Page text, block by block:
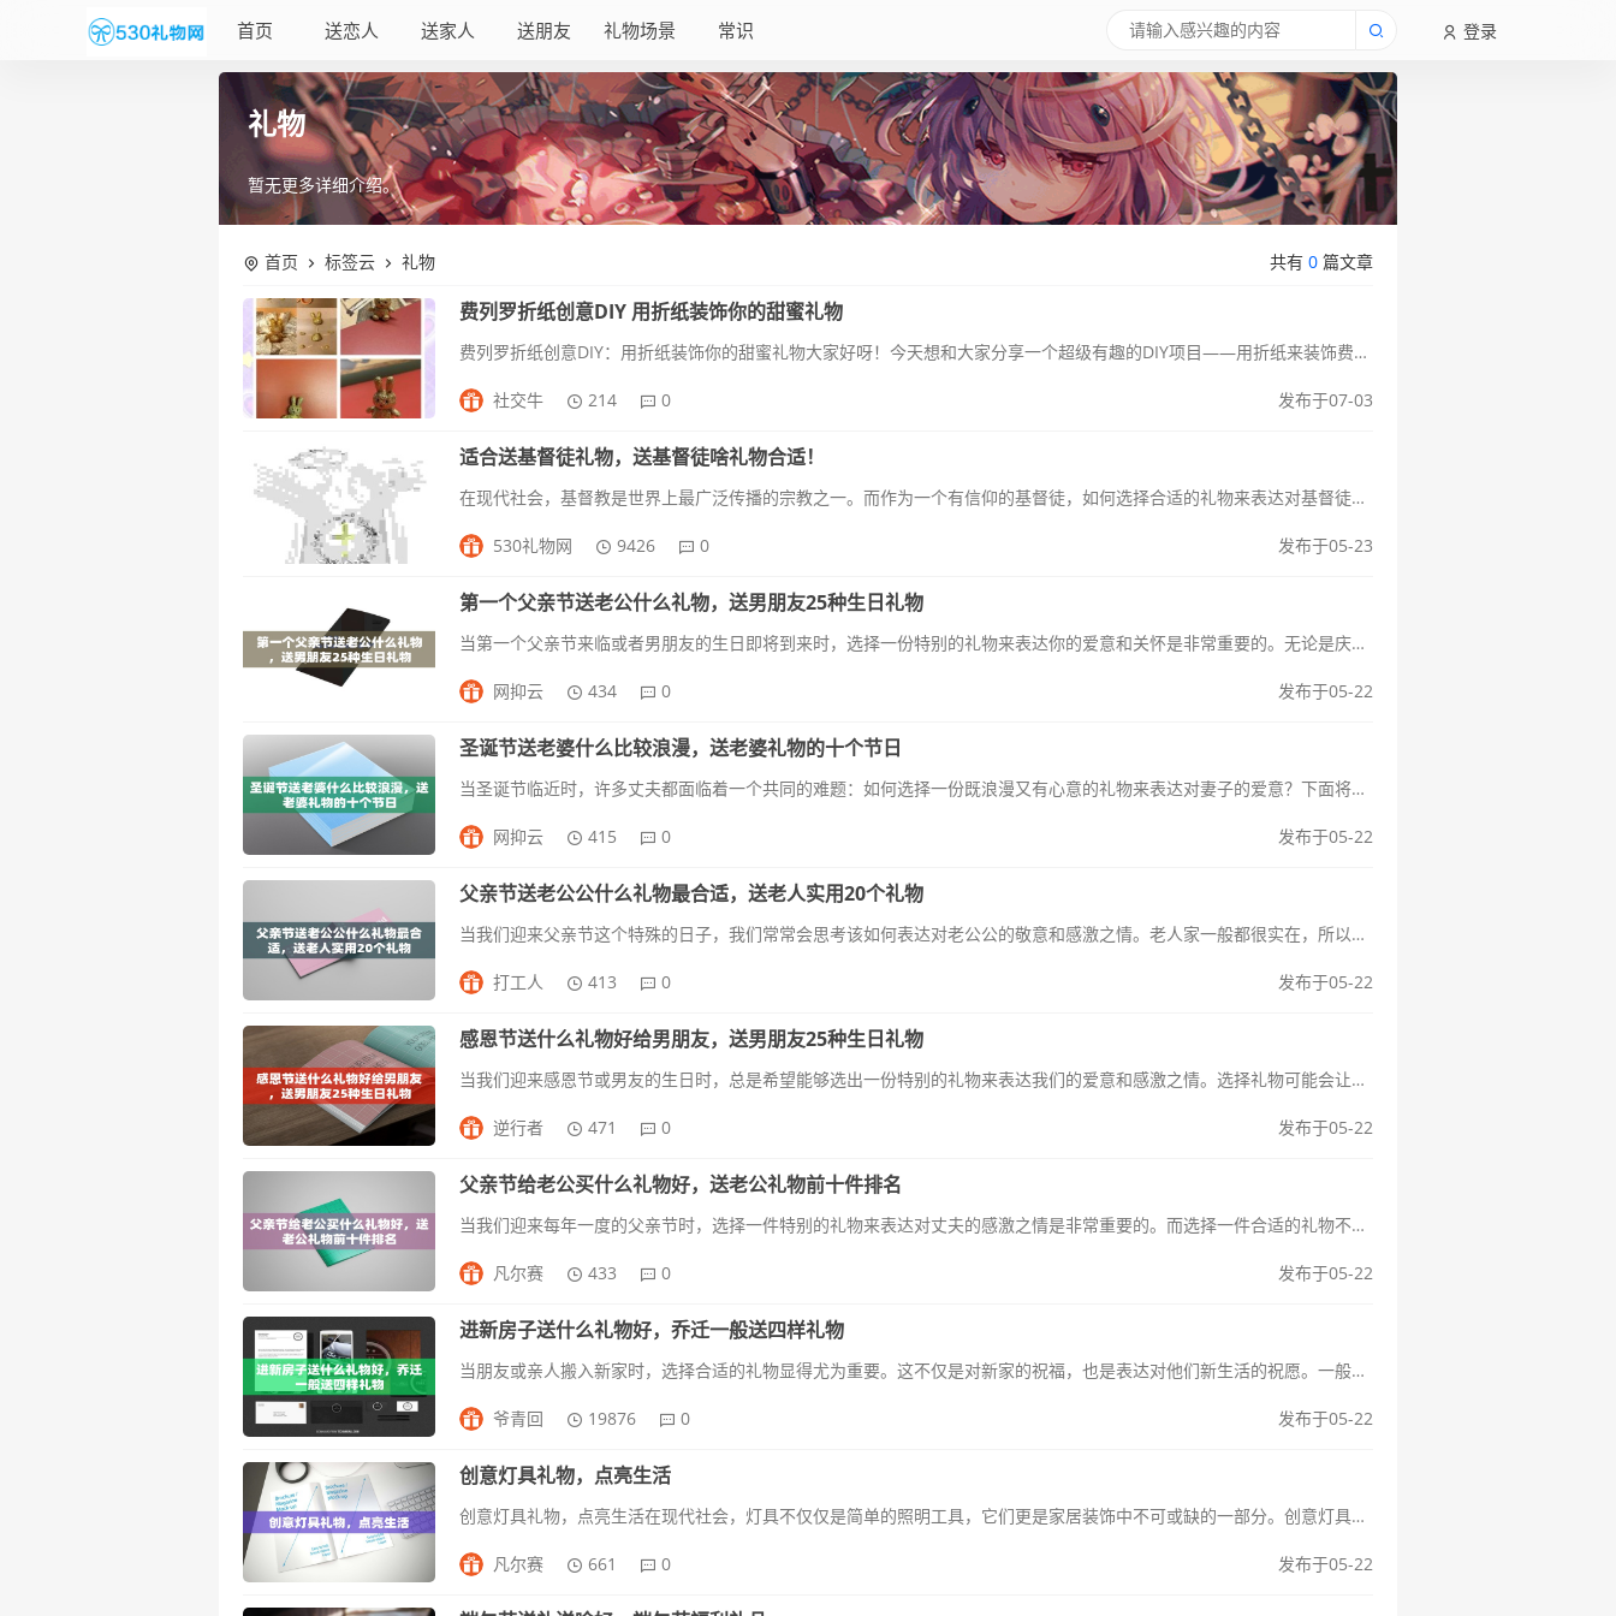
首页 送恋人 送家人 送朋友 礼物场景 常识 登录
礼物
暂无更多详细介绍。
首页 标签云 礼物 共有 0 篇文章
费列罗折纸创意DIY 用折纸装饰你的甜蜜礼物
费列罗折纸创意DIY：用折纸装饰你的甜蜜礼物大家好呀！今天想和大家分享一个超级有趣的DIY项目——用折纸来装饰费列罗巧克力。作为一个热爱手工又特别喜欢吃甜食的人，我发现把这两者结合起来简直是完美搭配！不仅能享...
社交牛 214 0 发布于07-03
适合送基督徒礼物，送基督徒啥礼物合适！
在现代社会，基督教是世界上最广泛传播的宗教之一。而作为一个有信仰的基督徒，如何选择合适的礼物来表达对基督徒朋友的关心和祝福呢？本文将为您介绍一些适合送给基督徒的礼物，以帮助您做出更加恰当的选择。圣经和灵修书籍对...
530礼物网 9426 0 发布于05-23
第一个父亲节送老公什么礼物，送男朋友25种生日礼物
当第一个父亲节来临或者男朋友的生日即将到来时，选择一份特别的礼物来表达你的爱意和关怀是非常重要的。无论是庆祝第一个父亲节还是男友的生日，你都希望能够选择到一个既实用又能表达你心意的礼物。下面将为你提供25种精选...
网抑云 434 0 发布于05-22
圣诞节送老婆什么比较浪漫，送老婆礼物的十个节日
当圣诞节临近时，许多丈夫都面临着一个共同的难题：如何选择一份既浪漫又有心意的礼物来表达对妻子的爱意？下面将为您介绍十个节日送老婆礼物的建议，希望能为您在这个特别的圣诞节找到灵感。圣诞节送老婆什么比较浪漫？...
网抑云 415 0 发布于05-22
父亲节送老公公什么礼物最合适，送老人实用20个礼物
当我们迎来父亲节这个特殊的日子，我们常常会思考该如何表达对老公公的敬意和感激之情。老人家一般都很实在，所以在挑选礼物的时候，实用性是首要考虑的因素。以下是20个适合送给老公公的实用礼物的建议，希望能帮助您找到合...
打工人 413 0 发布于05-22
感恩节送什么礼物好给男朋友，送男朋友25种生日礼物
当我们迎来感恩节或男友的生日时，总是希望能够选出一份特别的礼物来表达我们的爱意和感激之情。选择礼物可能会让人感到有些头疼，特别是在想要给男友送上一份独特而有意义的礼物时。下面将为您介绍25种适合送给男友的生日礼...
逆行者 471 0 发布于05-22
父亲节给老公买什么礼物好，送老公礼物前十件排名
当我们迎来每年一度的父亲节时，选择一件特别的礼物来表达对丈夫的感激之情是非常重要的。而选择一件合适的礼物不仅能让他感到温暖和被重视，也能增进你们之间的感情。如果你正在为这个问题而犹豫不决，不妨参考以下关于父亲节...
凡尔赛 433 0 发布于05-22
进新房子送什么礼物好，乔迁一般送四样礼物
当朋友或亲人搬入新家时，选择合适的礼物显得尤为重要。这不仅是对新家的祝福，也是表达对他们新生活的祝愿。一般而言，乔迁礼物有四种经典选择，每种都带有特定的象征意义和实用性，让我们一起来看看吧。1.装饰品：...
爷青回 19876 0 发布于05-22
创意灯具礼物，点亮生活
创意灯具礼物，点亮生活在现代社会，灯具不仅仅是简单的照明工具，它们更是家居装饰中不可或缺的一部分。创意灯具以其独特的设计和功能赢得了越来越多消费者的青睐，成为了不少人选择作为礼物的首选。无论是生日、节日还是...
凡尔赛 661 0 发布于05-22